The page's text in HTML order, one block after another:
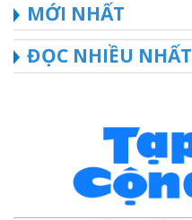
MỚI NHẤT
ĐỌC NHIỀU NHẤT